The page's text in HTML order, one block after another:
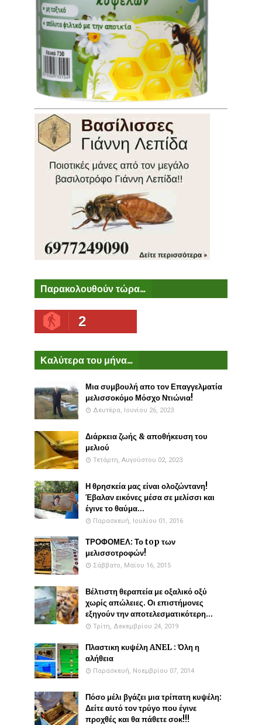
Παρακολουθούν τώρα...
2
Καλύτερα του μήνα...
Μια συμβουλή απο τον Επαγγελματία
μελισσοκόμο Μόσχο Ντιώνια!
Δευτέρα, Ιουνίου 26, 2023
Διάρκεια ζωής & αποθήκευση του
μελιού
Τετάρτη, Αυγούστου 02, 2023
Η θρησκεία μας είναι ολοζώντανη!
Έβαλαν εικόνες μέσα σε μελίσσι και
έγινε το θαύμα...
Παρασκευή, Ιουλίου 01, 2016
ΤΡΟΦΟΜΕΛ: Το top των
μελισσοτροφών!
Σάββατο, Μαΐου 16, 2015
Βέλτιστη θεραπεία με οξαλικό οξύ
χωρίς απώλειες. Οι επιστήμονες
εξηγούν την αποτελεσματικότερη...
Τρίτη, Δεκεμβρίου 24, 2019
Πλαστικη κυψέλη ANEL : Όλη η
αλήθεια
Παρασκευή, Νοεμβρίου 07, 2014
Πόσο μέλι βγάζει μια τρίπατη κυψέλη:
Δείτε αυτό τον τρύγο που έγινε
προχθές και θα πάθετε σοκ!!!